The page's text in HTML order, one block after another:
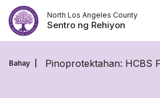
Laktawan
ang
nilalaman
North Los Angeles County
Sentro ng Rehiyon
Bahay Pinoprotektahan: HCBS